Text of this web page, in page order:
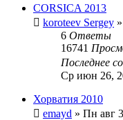
CORSICA 2013
koroteev Sergey
6 Ответы
16741
Последнее
Ср июн 26,
Хорватия 2010
emayd » Пн авг